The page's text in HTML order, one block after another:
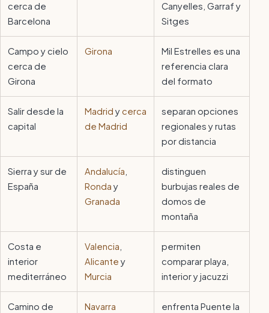
cerca de
Barcelona
Canyelles, Garraf y
Sitges
Campo y cielo
cerca de
Girona
Girona
Mil Estrelles es una
referencia clara
del formato
Salir desde la
capital
Madrid ycerca
de Madrid
separan opciones
regionales y rutas
por distancia
Sierra y sur de
España
Andalucía
Ronda y
Granada
distinguen
burbujas reales de
domos de
montaña
Costa e
interior
mediterráneo
Valencia
Alicante y
Murcia
permiten
comparar playa,
interior y jacuzzi
Camino de
Navarra
enfrenta Puente la